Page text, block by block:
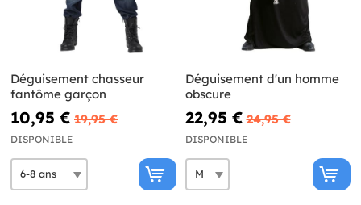
Déguisement chasseur
fantôme garçon
10,95 € 19,95 €
DISPONIBLE
Déguisement d'un homme
obscure
22,95 € 24,95 €
DISPONIBLE